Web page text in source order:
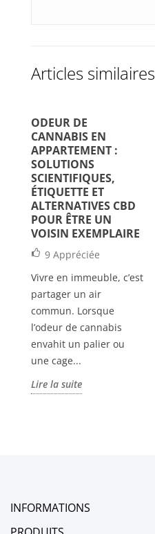
Articles similaires
ODEUR DE
CANNABIS EN
APPARTEMENT :
SOLUTIONS
SCIENTIFIQUES,
ÉTIQUETTE ET
ALTERNATIVES CBD
POUR ÊTRE UN
VOISIN EXEMPLAIRE
9 Appréciée
Vivre en immeuble, c’est
partager un air
commun. Lorsque
l’odeur de cannabis
envahit un palier ou
une cage...
Lire la suite
INFORMATIONS